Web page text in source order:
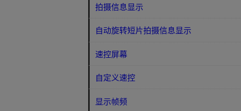
拍摄信息显示
自动旋转短片拍摄信息显示
速控屏幕
自定义速控
显示帧频